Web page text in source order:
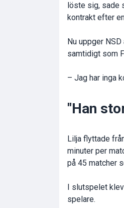
löste sig, sade
kontrakt efter
Nu uppger
samtidigt som
– Jag har inga
"Han
Lilja flyttade
minuter per
på 45 matcher
I slutspelet
spelare.